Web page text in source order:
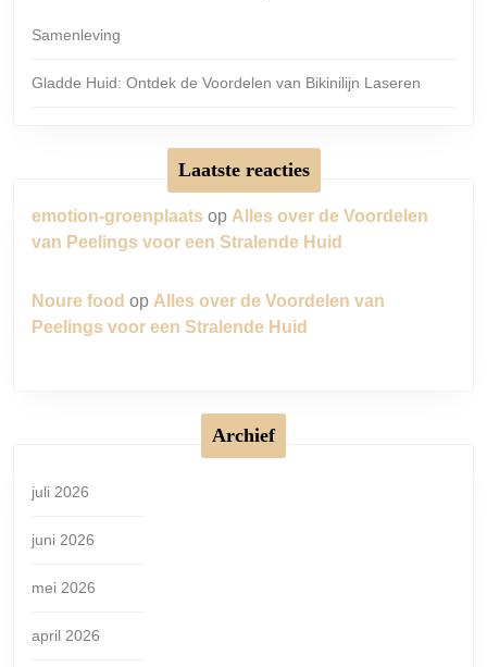
Samenleving
Gladde Huid: Ontdek de Voordelen van Bikinilijn Laseren
Laatste reacties
emotion-groenplaats op Alles over de Voordelen
van Peelings voor een Stralende Huid
Noure food op Alles over de Voordelen van
Peelings voor een Stralende Huid
Archief
juli 2026
juni 2026
mei 2026
april 2026